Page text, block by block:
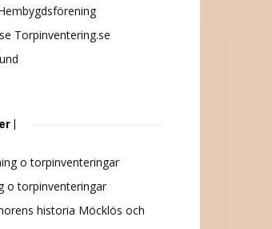
Torpinventering.se
|
o torpinventeringar
Möcklös och